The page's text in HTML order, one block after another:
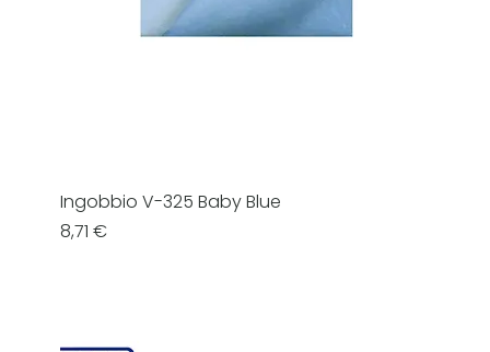
Ingobbio V-325 Baby Blue
Prezzo
8,71 €